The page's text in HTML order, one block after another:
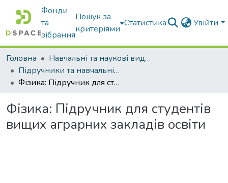
Фонди
та
зібрання
Пошук за
критеріями
Статистика Увійти
Головна
Навчальні та наукові видання
Підручники та навчальні посібники
Фізика: Підручник для студентів вищих аграрних закладів освіти
Фізика: Підручник для студентів
вищих аграрних закладів освіти